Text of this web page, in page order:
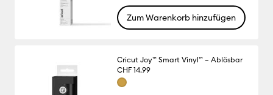
Zum Warenkorb hinzufügen
Cricut Joy™ Smart Vinyl™ – Ablösbar
CHF 14.99